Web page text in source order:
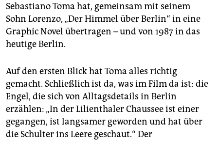
Sebastiano Toma hat, gemeinsam mit seinem
Sohn Lorenzo, „Der Himmel über Berlin“ in eine
Graphic Novel übertragen – und von 1987 in das
heutige Berlin.
Auf den ersten Blick hat Toma alles richtig
gemacht. Schließlich ist da, was im Film da ist: die
Engel, die sich von Alltagsdetails in Berlin
erzählen: „In der Lilienthaler Chaussee ist einer
gegangen, ist langsamer geworden und hat über
die Schulter ins Leere geschaut.“ Der